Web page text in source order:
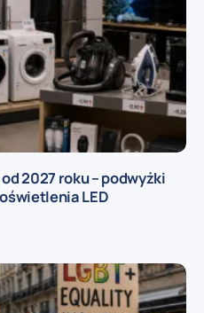
2027 roku – podwyżki
LED